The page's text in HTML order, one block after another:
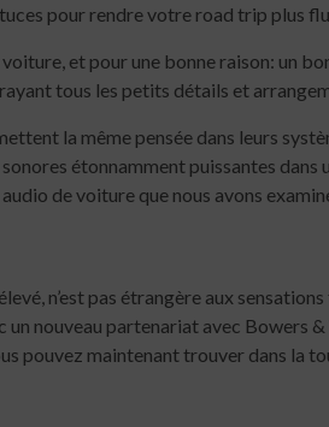
pour rendre votre road trip plus
et pour une bonne raison: un
tous les petits détails et
la même pensée dans leurs
étonnamment puissantes dans
de voiture que nous avons
n’est pas étrangère aux
nouveau partenariat avec Bowers
pouvez maintenant trouver dans la